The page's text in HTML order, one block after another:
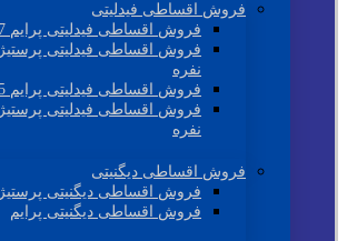
فروش اقساطی فیدلیتی
فروش اقساطی فیدلیتی پرایم 7 نفره
نفره
فروش اقساطی فیدلیتی پرایم 5 نفره
نفره
فروش اقساطی دیگنیتی
فروش اقساطی دیگنیتی پرستیژ
فروش اقساطی دیگنیتی پرایم